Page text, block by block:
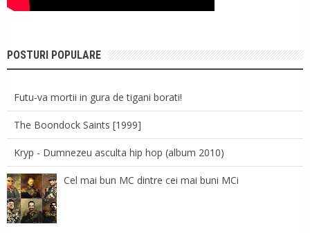
POSTURI POPULARE
Futu-va mortii in gura de tigani borati!
The Boondock Saints [1999]
Kryp - Dumnezeu asculta hip hop (album 2010)
Cel mai bun MC dintre cei mai buni MCi